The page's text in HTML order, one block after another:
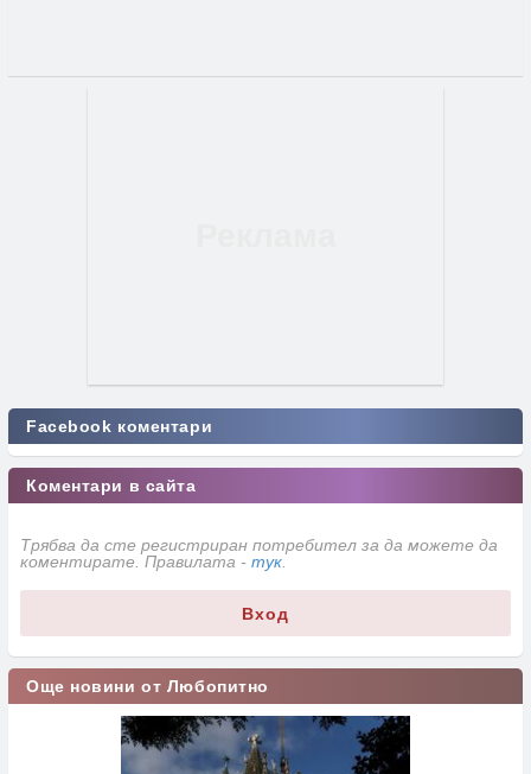
Facebook коментари
Коментари в сайта
Трябва да сте регистриран потребител за да можете да
коментирате. Правилата - тук
Вход
Още новини от Любопитно